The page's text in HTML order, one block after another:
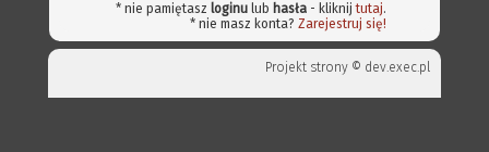
* nie pamiętasz loginu lub hasła - kliknijtutaj.
* nie masz konta? Zarejestruj się!
Projekt strony © dev.exec.pl